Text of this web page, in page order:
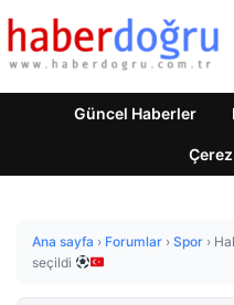
Güncel Haberler
Ana sayfa › Forumlar › Spor ›
seçildi